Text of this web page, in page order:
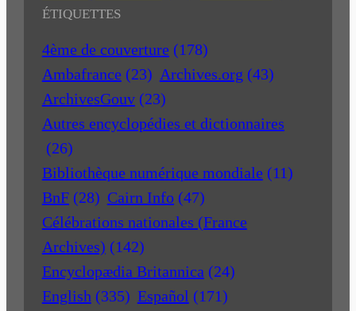
ÉTIQUETTES
4ème de couverture (178)
Ambafrance (23) Archives.org (43)
ArchivesGouv (23)
Autres encyclopédies et dictionnaires
(26)
Bibliothèque numérique mondiale (11)
BnF (28) Cairn Info (47)
Célébrations nationales (France
Archives) (142)
Encyclopædia Britannica (24)
English (335) Español (171)